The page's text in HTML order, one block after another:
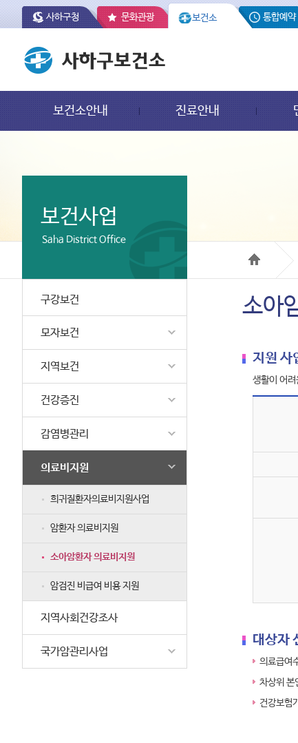
사하구청 문화관광 보건소 통합예약
보건소안내 진료안내
보건사업
Saha District Office
구강보건
모자보건
지역보건
건강증진
감염병관리
의료비지원
희귀질환자의료비지원사업
암환자 의료비지원
소아암환자 의료비지원
암검진 비급여 비용 지원
지역사회건강조사
국가암관리사업
소아
지원 사
생활이 어
대상자
의료급여
차상위 본
건강보험